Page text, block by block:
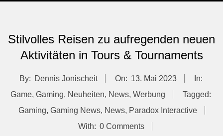
Menu
Stilvolles Reisen zu aufregenden neuen
Aktivitäten in Tours & Tournaments
By: Dennis Jonischeit On: 13. Mai 2023
In:
Game, Gaming, Neuheiten, News, Werbung
Tagged:
Gaming, Gaming News, News, Paradox Interactive
With: 0 Comments